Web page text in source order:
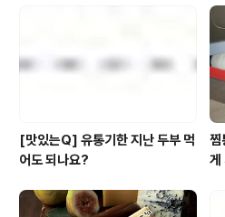
는 전우애로 산다고 했더랬습니다… 공감 꾸욱
의 밥상도 예외는 아니어서 누가, 무엇으로, 인
사로 잡을 것인가,를 놓고 치열한 전쟁이 벌어..
[맛있는Q] 유통기한 지난 두부 먹
어도 되나요?
찜
게